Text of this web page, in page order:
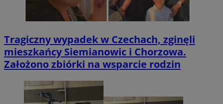
Tragiczny wypadek w Czechach, zginęli
mieszkańcy Siemianowic i Chorzowa.
Założono zbiórki na wsparcie rodzin